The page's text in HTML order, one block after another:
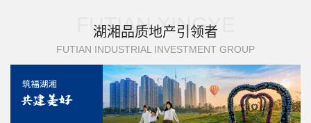
FUTIAN XINGYE
湖湘品质地产引领者
FUTIAN INDUSTRIAL INVESTMENT GROUP